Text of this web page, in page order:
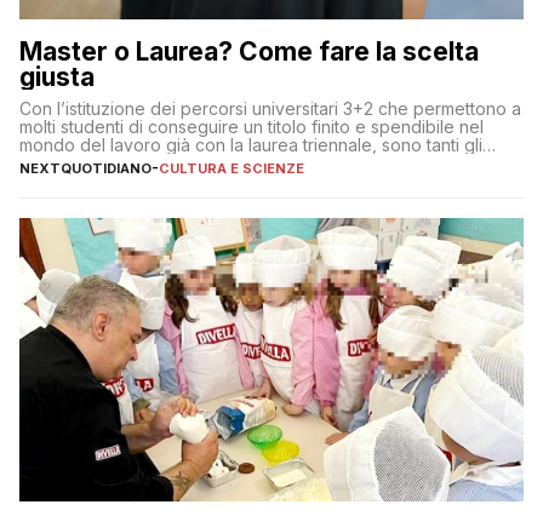
Master o Laurea? Come fare la scelta
giusta
Con l’istituzione dei percorsi universitari 3+2 che permettono a
molti studenti di conseguire un titolo finito e spendibile nel
mondo del lavoro già con la laurea triennale, sono tanti gli
interrogativi che si pongono gli studenti una volta raggiunto
l’obiettivo di primo livello
NEXTQUOTIDIANO-CULTURA E SCIENZE